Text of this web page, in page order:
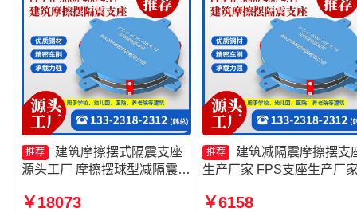
推荐
建筑摩擦摆式隔震支座
源头工厂 摩擦摆球型减隔震支
工厂 摩擦摆式橡胶隔震支座厂
￥18073
推荐
建筑减隔震摩擦摆支
生产厂家 FPS支座生产厂
350-3.81生产厂家 摩擦摆
￥6158